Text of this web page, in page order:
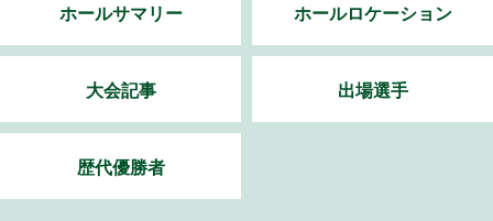
ホールサマリー ホールロケーション
大会記事 出場選手
歴代優勝者